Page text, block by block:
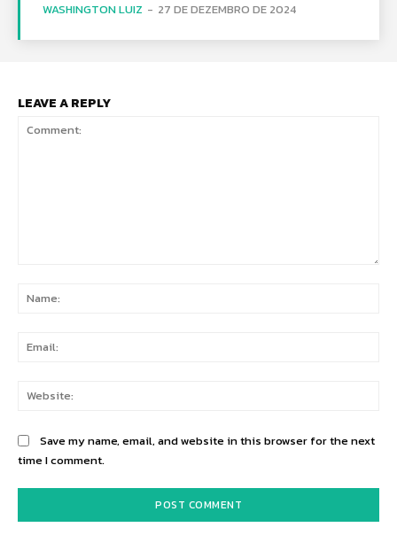
WASHINGTON LUIZ - 27 DE DEZEMBRO DE 2024
LEAVE A REPLY
Save my name, email, and website in this browser for the next
time I comment.